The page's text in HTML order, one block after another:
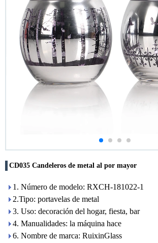
CD035 Candeleros de metal al por mayor
1. Número de modelo: RXCH-181022-1
2.Tipo: portavelas de metal
3. Uso: decoración del hogar, fiesta, bar
4. Manualidades: la máquina hace
6. Nombre de marca: RuixinGlass